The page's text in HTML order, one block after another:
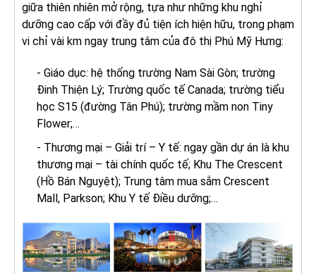
giữa thiên nhiên mở rộng, tựa như những khu nghỉ
dưỡng cao cấp với đầy đủ tiện ích hiện hữu, trong phạm
vi chỉ vài km ngay trung tâm của đô thị Phú Mỹ Hưng:
- Giáo dục: hệ thống trường Nam Sài Gòn; trường
Đinh Thiện Lý; Trường quốc tế Canada; trường tiểu
học S15 (đường Tân Phú); trường mầm non Tiny
Flower;…
- Thương mại – Giải trí – Y tế: ngay gần dự án là khu
thương mại – tài chính quốc tế; Khu The Crescent
(Hồ Bán Nguyệt); Trung tâm mua sắm Crescent
Mall, Parkson; Khu Y tế Điều dưỡng;…